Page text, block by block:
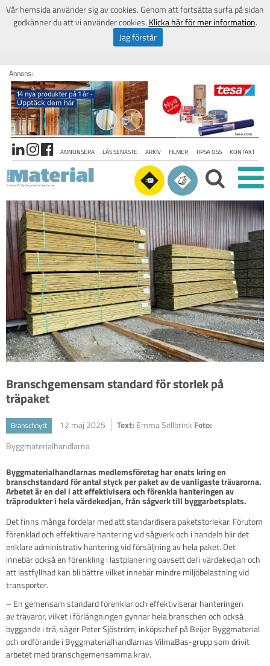
Annons:
ANNONSERA LÄS SENASTE ARKIV FILMER TIPSA OSS KONTAKT
Branschgemensam standard för storlek på
träpaket
Branschnytt 12 maj 2025 Text: Emma Sellbrink Foto:
Byggmaterialhandlarna
Byggmaterialhandlarnas medlemsföretag har enats kring en
branschstandard för antal styck per paket av de vanligaste trävarorna.
Arbetet är en del i att effektivisera och förenkla hanteringen av
Det finns många fördelar med att standardisera paketstorlekar. Förutom
förenklad och effektivare hantering vid sågverk och i handeln blir det
enklare administrativ hantering vid försäljning av hela paket. Det
innebär också en förenkling i lastplanering oavsett del i värdekedjan och
att lastfyllnad kan bli bättre vilket innebär mindre miljöbelastning vid
transporter.
– En gemensam standard förenklar och effektiviserar hanteringen
av trävaror, vilket i förlängningen gynnar hela branschen och också
byggande i trä, säger Peter Sjöström, inköpschef på Beijer Byggmaterial
och ordförande i Byggmaterialhandlarnas VilmaBas-grupp som drivit
arbetet med branschgemensamma krav.
Vår hemsida använder sig av cookies. Genom att fortsätta surfa på sidan
godkänner du att vi använder cookies. Klicka här för mer information.
Jag förstår